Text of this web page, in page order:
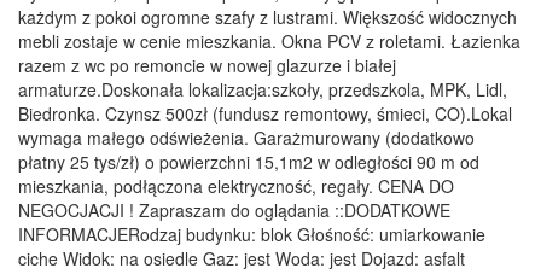
każdym z pokoi ogromne szafy z lustrami. Większość widocznych
mebli zostaje w cenie mieszkania. Okna PCV z roletami. Łazienka
razem z wc po remoncie w nowej glazurze i białej
armaturze.Doskonała lokalizacja:szkoły, przedszkola, MPK, Lidl,
Biedronka. Czynsz 500zł (fundusz remontowy, śmieci, CO).Lokal
wymaga małego odświeżenia. Garażmurowany (dodatkowo
płatny 25 tys/zł) o powierzchni 15,1m2 w odległości 90 m od
mieszkania, podłączona elektryczność, regały. CENA DO
NEGOCJACJI ! Zapraszam do oglądania ::DODATKOWE
INFORMACJERodzaj budynku: blok Głośność: umiarkowanie
ciche Widok: na osiedle Gaz: jest Woda: jest Dojazd: asfalt